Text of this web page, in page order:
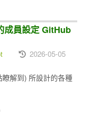
員設定 GitHub
2026-05-05
解到) 所設計的各種